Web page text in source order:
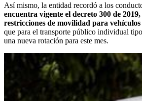
Así mismo, la entidad recordó a los
encuentra vigente el decreto 300 de
restricciones de movilidad para
que para el transporte público individual
una nueva rotación para este mes.